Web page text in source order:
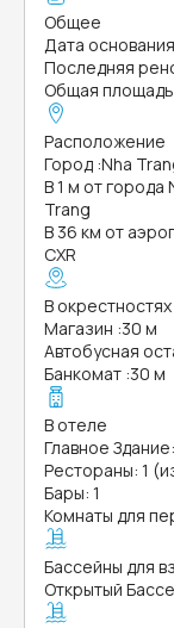
Общее
Дата основания
Последняя
Общая площадь
Расположение
Город :Nha
В 1 м от города
Trang
В 36 км от
CXR
В окрестностях
Магазин :30 м
Автобусная
Банкомат :30 м
В отеле
Главное
Рестораны: 1
Бары: 1
Комнаты для
Бассейны для
Открытый